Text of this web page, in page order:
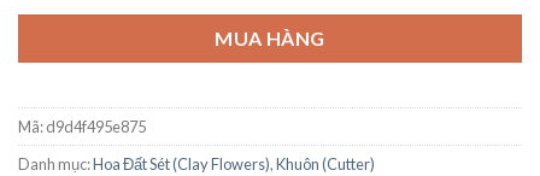
MUA HÀNG
Mã:d9d4f495e875
Danh mục:Hoa Đất Sét (Clay Flowers),Khuôn (Cutter)